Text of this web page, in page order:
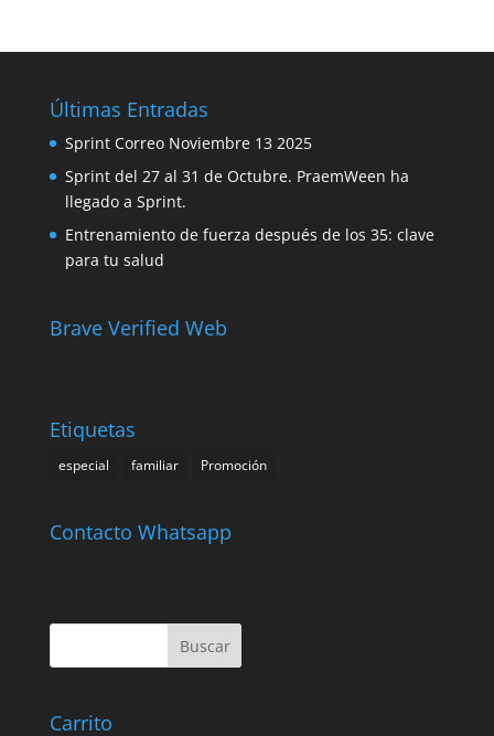
Últimas Entradas
Sprint Correo Noviembre 13 2025
Sprint del 27 al 31 de Octubre. PraemWeen ha
llegado a Sprint.
Entrenamiento de fuerza después de los 35: clave
para tu salud
Brave Verified Web
Etiquetas
especial familiar Promoción
Contacto Whatsapp
Carrito